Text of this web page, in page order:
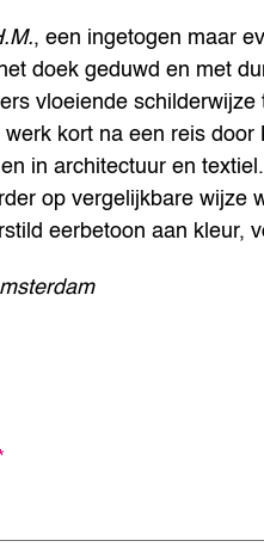
, een ingetogen maar
doek geduwd en met
vloeiende
kort na een reis
in architectuur en
op vergelijkbare wijze
eerbetoon aan kleur,